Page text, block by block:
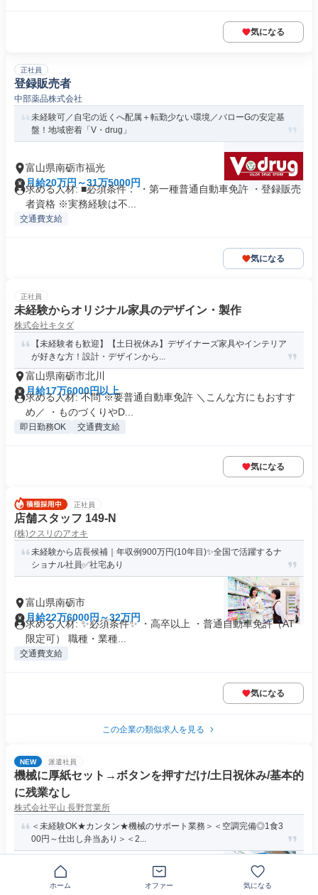
気になる
正社員
登録販売者
中部薬品株式会社
未経験可／自宅の近くへ配属＋転勤少ない環境／バローGの安定基
盤！地域密着「V・drug」
富山県南砺市福光
月給20万円～31万5000円
求める人材: ■必須条件： ・第一種普通自動車免許 ・登録販売
者資格 ※実務経験は不...
交通費支給
気になる
正社員
未経験からオリジナル家具のデザイン・製作
株式会社キタダ
【未経験者も歓迎】【土日祝休み】デザイナーズ家具やインテリア
が好きな方！設計・デザインから...
富山県南砺市北川
月給17万6000円以上
求める人材: 不問 ※要普通自動車免許 ＼こんな方にもおすす
め／ ・ものづくりやD...
即日勤務OK 交通費支給
気になる
正社員
店舗スタッフ 149-N
(株)クスリのアオキ
未経験から店長候補｜年収例900万円(10年目)✨全国で活躍するナ
ショナル社員✅社宅あり
富山県南砺市
月給22万6000円～32万円
求める人材: ✨必須条件✨ ・高卒以上 ・普通自動車免許（AT
限定可） 職種・業種...
交通費支給
気になる
この企業の類似求人を見る
NEW 派遣社員
機械に厚紙セット→ボタンを押すだけ/土日祝休み/基本的
に残業なし
株式会社平山 長野営業所
＜未経験OK★カンタン★機械のサポート業務＞＜空調完備◎1食3
00円～仕出し弁当あり＞＜2...
富山県南砺市
時給1230円以上
ホーム オファー 気になる